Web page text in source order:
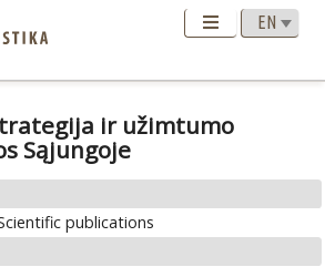
ir užimtumo
Sąjungoje
publications